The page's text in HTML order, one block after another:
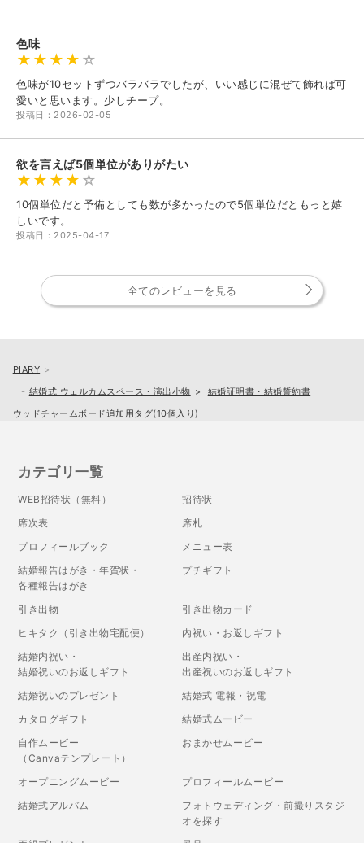
色味
色味が10セットずつバラバラでしたが、いい感じに混ぜて飾れば可
愛いと思います。少しチープ。
投稿日：2026-02-05
欲を言えば5個単位がありがたい
10個単位だと予備としても数が多かったので5個単位だともっと嬉
しいです。
投稿日：2025-04-17
全てのレビューを見る
PIARY
結婚式 ウェルカムスペース・演出小物
結婚証明書・結婚誓約書
ウッドチャームボード追加用タグ(10個入り)
カテゴリ一覧
WEB招待状（無料）
招待状
席次表
席札
プロフィールブック
メニュー表
結婚報告はがき・年賀状・
各種報告はがき
プチギフト
引き出物
引き出物カード
ヒキタク（引き出物宅配便）
内祝い・お返しギフト
結婚内祝い・
結婚祝いのお返しギフト
出産内祝い・
出産祝いのお返しギフト
結婚祝いのプレゼント
結婚式 電報・祝電
カタログギフト
結婚式ムービー
自作ムービー
（Canvaテンプレート）
おまかせムービー
オープニングムービー
プロフィールムービー
結婚式アルバム
フォトウェディング・前撮りスタジ
オを探す